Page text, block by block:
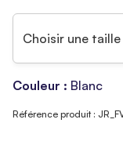
Choisir une taille
Couleur : Blanc
Référence produit :